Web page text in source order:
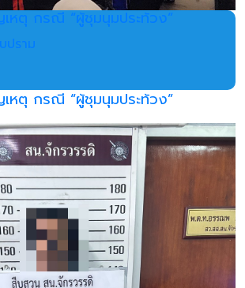
หตุ กรณี “ผู้ชุมนุมประท้วง”
ปราม
หตุ กรณี “ผู้ชุมนุมประท้วง”